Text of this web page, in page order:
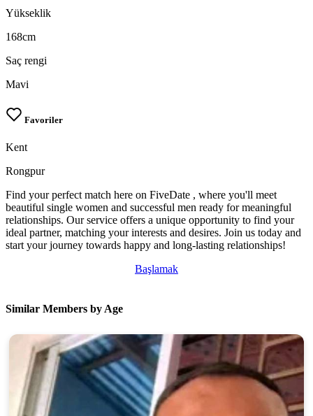
Yükseklik
168cm
Saç rengi
Mavi
Favoriler
Kent
Rongpur
Find your perfect match here on FiveDate , where you'll meet
beautiful single women and successful men ready for meaningful
relationships. Our service offers a unique opportunity to find your
ideal partner, matching your interests and desires. Join us today and
start your journey towards happy and long-lasting relationships!
Başlamak
Similar Members by Age